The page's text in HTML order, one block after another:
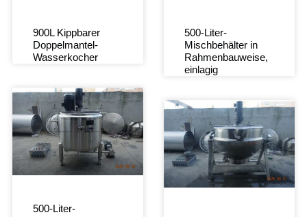
900L Kippbarer
Doppelmantel-
Wasserkocher
500-Liter-
Mischbehälter in
Rahmenbauweise,
einlagig
500-Liter-